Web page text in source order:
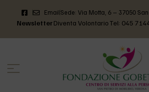
EmailSede: Via Motta, 6 – 37050
NewsletterDiventa VolontarioTel: 045